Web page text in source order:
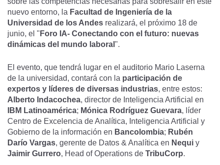
nuevo entorno, la Facultad de Ingeniería de la
Universidad de los Andes realizará, el próximo 18 de
junio, el " Foro IA- Conectando con el futuro: nuevas
dinámicas del mundo laboral ".
El evento, que tendrá lugar en el auditorio Mario Laserna
de la universidad, contará con la participación de
expertos y líderes de diversas industrias, entre estos:
Alberto Indacochea, director de Inteligencia Artificial en
IBM Latinoamérica; Mónica Rodríguez Guevara, líder
Centro de Excelencia de Analítica, Inteligencia Artificial y
Gobierno de la información en Bancolombia; Rubén
Darío Vargas, gerente de Datos & Analítica en Nequi y
Jaimir Gurrero, Head of Operations de TribuCorp.